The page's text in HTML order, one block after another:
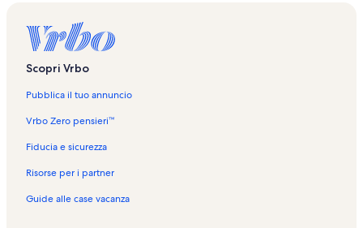
h
e
p
e
l
p
g
n
Scopri Vrbo
Pubblica il tuo annuncio
Vrbo Zero pensieri™
Fiducia e sicurezza
Risorse per i partner
Guide alle case vacanza